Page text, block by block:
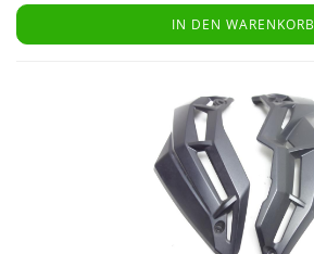
IN DEN WARENKORB